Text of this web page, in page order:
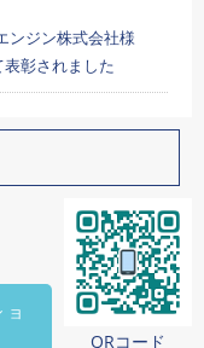
ジン株式会社様
表彰されました
QRコード